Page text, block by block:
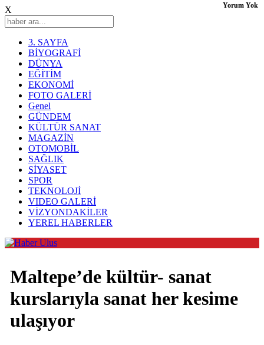
X
3. SAYFA
BİYOGRAFİ
DÜNYA
EĞİTİM
EKONOMİ
FOTO GALERİ
Genel
GÜNDEM
KÜLTÜR SANAT
MAGAZİN
OTOMOBİL
SAĞLIK
SİYASET
SPOR
TEKNOLOJİ
VIDEO GALERİ
VİZYONDAKİLER
YEREL HABERLER
Maltepe’de kültür- sanat
kurslarıyla sanat her kesime
ulaşıyor
Yorum Yok